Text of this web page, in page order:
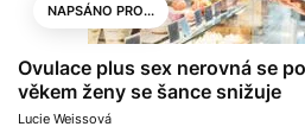
NAPSÁNO PRO...
Ovulace plus sex nerovná se
věkem ženy se šance snižuje
Lucie Weissová